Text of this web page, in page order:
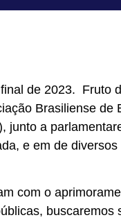
de 2023. Fruto
Brasiliense de
junto a
e em de
com o
buscaremos